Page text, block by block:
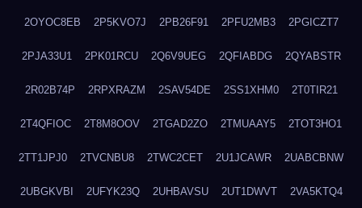
2OYOC8EB 2P5KVO7J 2PB26F91 2PFU2MB3 2PGICZT7
2PJA33U1 2PK01RCU 2Q6V9UEG 2QFIABDG 2QYABSTR
2R02B74P 2RPXRAZM 2SAV54DE 2SS1XHM0 2T0TIR21
2T4QFIOC 2T8M8OOV 2TGAD2ZO 2TMUAAY5 2TOT3HO1
2TT1JPJ0 2TVCNBU8 2TWC2CET 2U1JCAWR 2UABCBNW
2UBGKVBI 2UFYK23Q 2UHBAVSU 2UT1DWVT 2VA5KTQ4